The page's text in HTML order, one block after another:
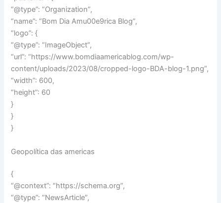
“@type”: “Organization”,
“name”: “Bom Dia Amu00e9rica Blog”,
“logo”: {
“@type”: “ImageObject”,
“url”: “https://www.bomdiaamericablog.com/wp-
content/uploads/2023/08/cropped-logo-BDA-blog-1.png”,
“width”: 600,
“height”: 60
}
}
}
Geopolítica das americas
{
“@context”: “https://schema.org”,
“@type”: “NewsArticle”,